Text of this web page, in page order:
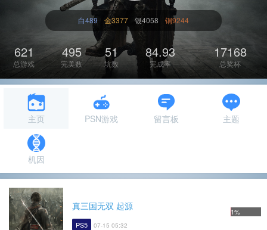
白489 金3377 银4058 铜9244
621
总游戏
495
完美数
51
坑数
84.93
完成率
17168
总奖杯
主页 PSN游戏 留言板 主题
机因
真三国无双 起源
PS5 07-15 05:32
1%